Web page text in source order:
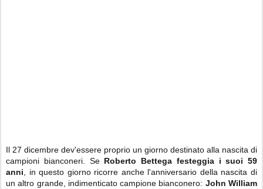
Il 27 dicembre dev'essere proprio un giorno destinato alla nascita di
campioni bianconeri. Se Roberto Bettega festeggia i suoi 59
anni , in questo giorno ricorre anche l'anniversario della nascita di
un altro grande, indimenticato campione bianconero: John William